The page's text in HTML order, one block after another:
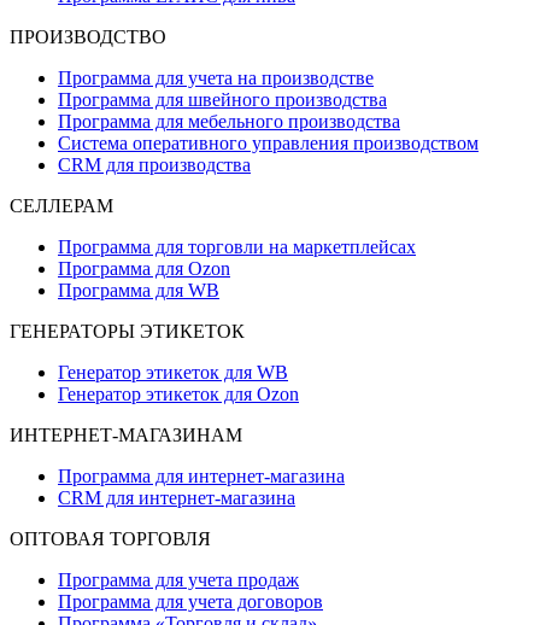
ПРОИЗВОДСТВО
Программа для учета на производстве
Программа для швейного производства
Программа для мебельного производства
Система оперативного управления производством
CRM для производства
СЕЛЛЕРАМ
Программа для торговли на маркетплейсах
Программа для Ozon
Программа для WB
ГЕНЕРАТОРЫ ЭТИКЕТОК
Генератор этикеток для WB
Генератор этикеток для Ozon
ИНТЕРНЕТ-МАГАЗИНАМ
Программа для интернет-магазина
CRM для интернет-магазина
ОПТОВАЯ ТОРГОВЛЯ
Программа для учета продаж
Программа для учета договоров